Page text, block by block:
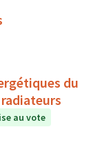
du
au vote